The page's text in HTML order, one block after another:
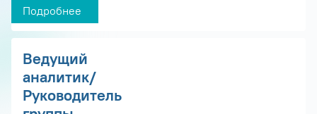
Подробнее
Ведущий
аналитик/
Руководитель